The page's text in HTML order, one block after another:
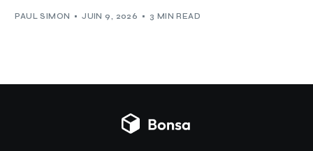
PAUL SIMON JUIN 9, 2026 3 MIN READ